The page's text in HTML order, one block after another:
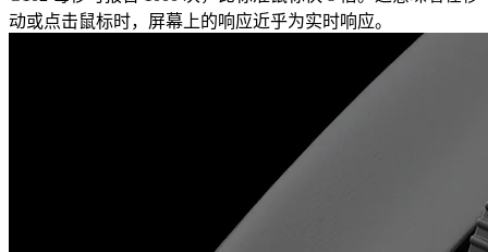
动或点击鼠标时，屏幕上的响应近乎为实时响应。